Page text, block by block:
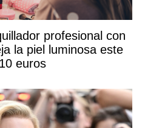
profesional con
la piel luminosa este
euros